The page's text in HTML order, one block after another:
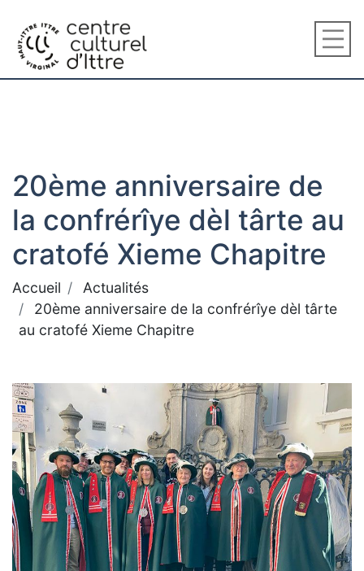
20ème anniversaire de
la confrérîye dèl târte au
cratofé Xieme Chapitre
Accueil
Actualités
20ème anniversaire de la confrérîye dèl târte
au cratofé Xieme Chapitre